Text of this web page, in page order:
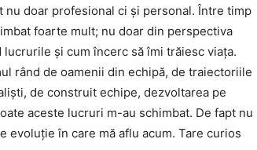
nu doar profesional ci și personal. Între timp
foarte mult; nu doar din perspectiva
și cum încerc să îmi trăiesc viața.
rând de oamenii din echipă, de traiectoriile
de construit echipe, dezvoltarea pe
aceste lucruri m-au schimbat. De fapt nu
evoluție în care mă aflu acum. Tare curios